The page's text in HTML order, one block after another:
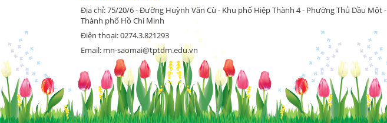
Địa chỉ: 75/20/6 - Đường Huỳnh Văn Cù - Khu phố Hiệp Thành 4 - Phường Thủ Dầu Một -
Thành phố Hồ Chí Minh
Điện thoại: 0274.3.821293
Email: mn-saomai@tptdm.edu.vn